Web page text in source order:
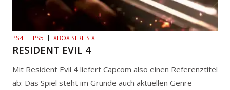
PS4 PS5 XBOX SERIES X
RESIDENT EVIL 4
Mit Resident Evil 4 liefert Capcom also einen Referenztitel
ab: Das Spiel steht im Grunde auch aktuellen Genre-